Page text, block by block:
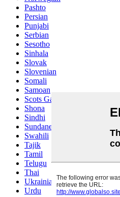
Pashto
Persian
Punjabi
Serbian
Sesotho
Sinhala
Slovak
Slovenian
Somali
Samoan
Scots Gaelic
Shona
Sindhi
Sundanese
Swahili
Tajik
Tamil
Telugu
Thai
Ukrainian
Urdu